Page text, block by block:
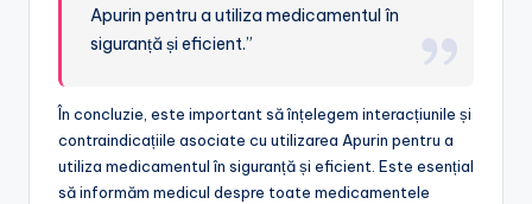
Apurin pentru a utiliza medicamentul în
siguranță și eficient.”
În concluzie, este important să înțelegem interacțiunile și
contraindicațiile asociate cu utilizarea Apurin pentru a
utiliza medicamentul în siguranță și eficient. Este esențial
să informăm medicul despre toate medicamentele